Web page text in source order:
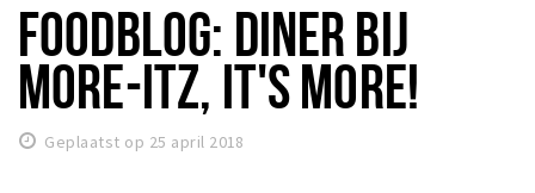
Eten
Drinken
Slapen
FOODBLOG: DINER BIJ
MORE-ITZ, IT'S MORE!
Geplaatst op 25 april 2018